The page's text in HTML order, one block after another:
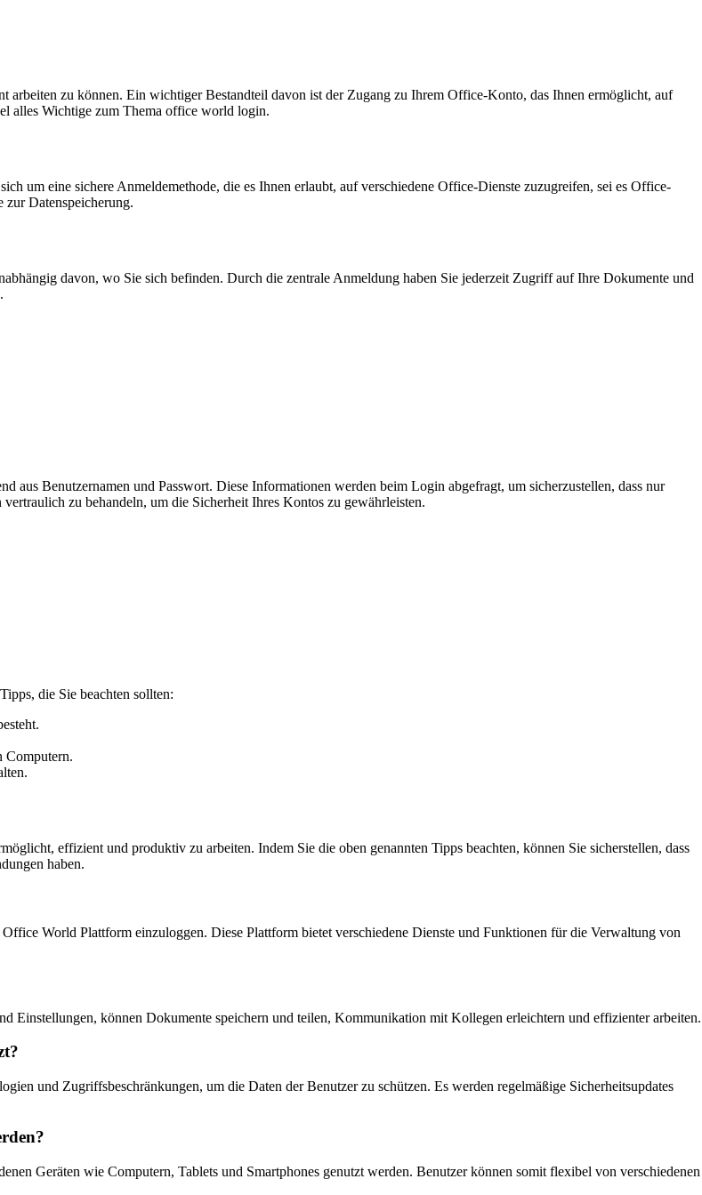
zu können. Ein wichtiger Bestandteil davon ist der Zugang zu Ihrem Office-Konto, das Ihnen ermöglicht, auf
alles Wichtige zum Thema office world login.
um eine sichere Anmeldemethode, die es Ihnen erlaubt, auf verschiedene Office-Dienste zuzugreifen, sei es Office-
Datenspeicherung.
davon, wo Sie sich befinden. Durch die zentrale Anmeldung haben Sie jederzeit Zugriff auf Ihre Dokumente und
aus Benutzernamen und Passwort. Diese Informationen werden beim Login abgefragt, um sicherzustellen, dass nur
zu behandeln, um die Sicherheit Ihres Kontos zu gewährleisten.
die Sie beachten sollten:
Computern.
effizient und produktiv zu arbeiten. Indem Sie die oben genannten Tipps beachten, können Sie sicherstellen, dass
haben.
World Plattform einzuloggen. Diese Plattform bietet verschiedene Dienste und Funktionen für die Verwaltung von
können Dokumente speichern und teilen, Kommunikation mit Kollegen erleichtern und effizienter arbeiten.
und Zugriffsbeschränkungen, um die Daten der Benutzer zu schützen. Es werden regelmäßige Sicherheitsupdates
Geräten wie Computern, Tablets und Smartphones genutzt werden. Benutzer können somit flexibel von verschiedenen